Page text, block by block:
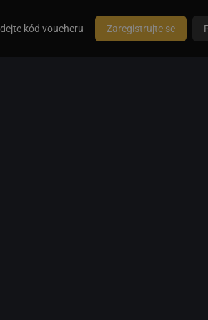
kód voucheru Zaregistrujte se